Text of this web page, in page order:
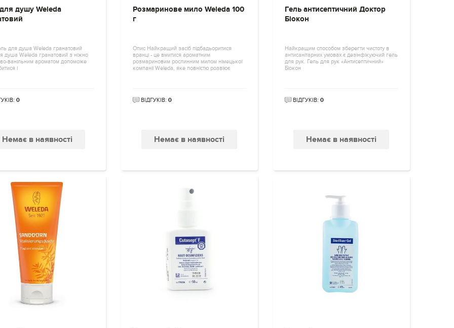
душу Weleda
для душа Weleda гранатовий
душа Weleda гранатовий з ніжно
ванільним ароматом допоможе
і
0
Немає в наявності
Розмаринове мило Weleda 100
г
Опис Найкращий засіб підбадьоритися
вранці - це вмитися ароматним
розмариновим рослинним милом німецької
компанії Weleda, яке повністю розвіює
ВІДГУКІВ: 0
Немає в наявності
Гель антисептичний Доктор
Біокон
Найкращим способом зберегти чистоту в
антисанітарних умовах є дезінфікуючий гель
для рук. Гель для рук «Антисептичний»
Біокон
ВІДГУКІВ: 0
Немає в наявності